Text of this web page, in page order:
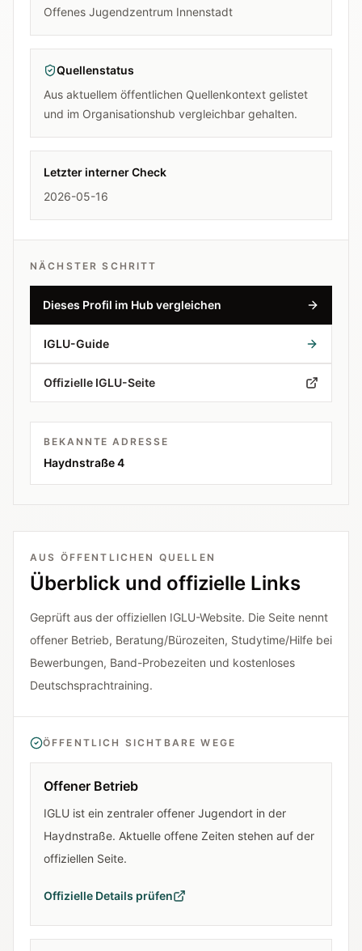
Offenes Jugendzentrum Innenstadt
Quellenstatus
Aus aktuellem öffentlichen Quellenkontext gelistet
und im Organisationshub vergleichbar gehalten.
Letzter interner Check
2026-05-16
NÄCHSTER SCHRITT
Dieses Profil im Hub vergleichen
IGLU-Guide
Offizielle IGLU-Seite
BEKANNTE ADRESSE
Haydnstraße 4
AUS ÖFFENTLICHEN QUELLEN
Überblick und offizielle Links
Geprüft aus der offiziellen IGLU-Website. Die Seite nennt
offener Betrieb, Beratung/Bürozeiten, Studytime/Hilfe bei
Bewerbungen, Band-Probezeiten und kostenloses
Deutschsprachtraining.
ÖFFENTLICH SICHTBARE WEGE
Offener Betrieb
IGLU ist ein zentraler offener Jugendort in der
Haydnstraße. Aktuelle offene Zeiten stehen auf der
offiziellen Seite.
Offizielle Details prüfen